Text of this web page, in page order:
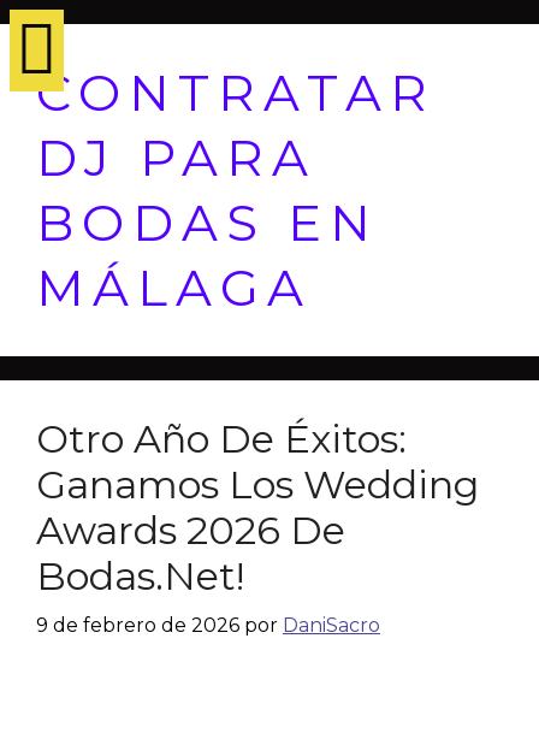
CONTRATAR
DJ PARA
BODAS EN
MÁLAGA
Otro Año De Éxitos:
Ganamos Los Wedding
Awards 2026 De
Bodas.net!
9 de febrero de 2026 por DaniSacro